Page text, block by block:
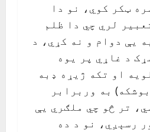
ټکر کوي، نو دا
لري چي دا ظلم
به يې دوام و نه کړي، د
د غاړي پر يوه
او تکه ژيړه ډبه
به وربرابر
تر څو چي ملګري يې
رسېږي، نو د ده